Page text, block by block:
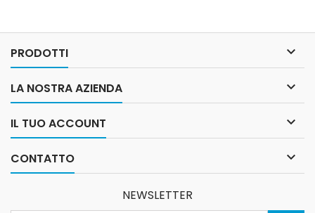
PRODOTTI 
LA NOSTRA AZIENDA 
IL TUO ACCOUNT 
CONTATTO 
NEWSLETTER